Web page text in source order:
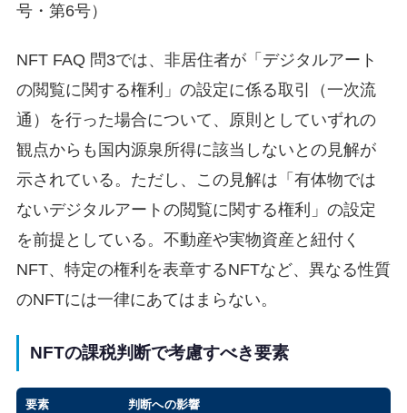
号・第6号）
NFT FAQ 問3では、非居住者が「デジタルアート
の閲覧に関する権利」の設定に係る取引（一次流
通）を行った場合について、原則としていずれの
観点からも国内源泉所得に該当しないとの見解が
示されている。ただし、この見解は「有体物では
ないデジタルアートの閲覧に関する権利」の設定
を前提としている。不動産や実物資産と紐付く
NFT、特定の権利を表章するNFTなど、異なる性質
のNFTには一律にあてはまらない。
NFTの課税判断で考慮すべき要素
要素 判断への影響